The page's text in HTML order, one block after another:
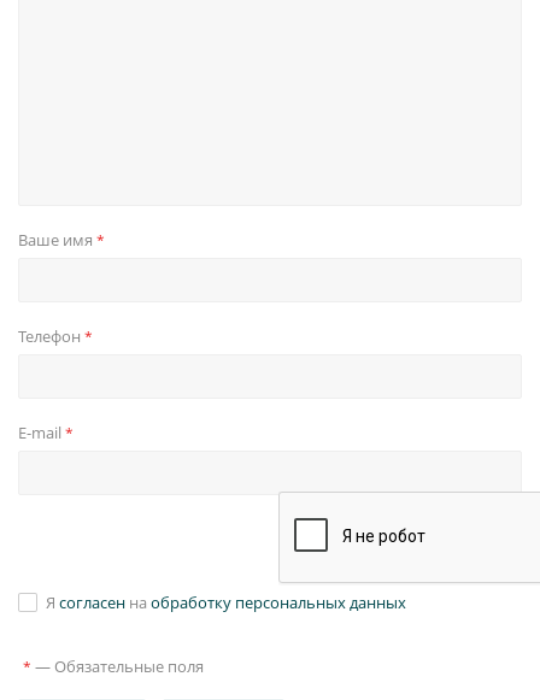
Ваше имя *
Телефон *
E-mail *
Я согласен на обработку персональных данных
* — Обязательные поля